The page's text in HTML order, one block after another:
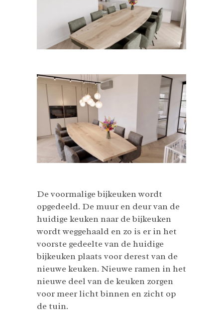
De voormalige bijkeuken wordt
opgedeeld. De muur en deur van de
huidige keuken naar de bijkeuken
wordt weggehaald en zo is er in het
voorste gedeelte van de huidige
bijkeuken plaats voor derest van de
nieuwe keuken. Nieuwe ramen in het
nieuwe deel van de keuken zorgen
voor meer licht binnen en zicht op
de tuin.